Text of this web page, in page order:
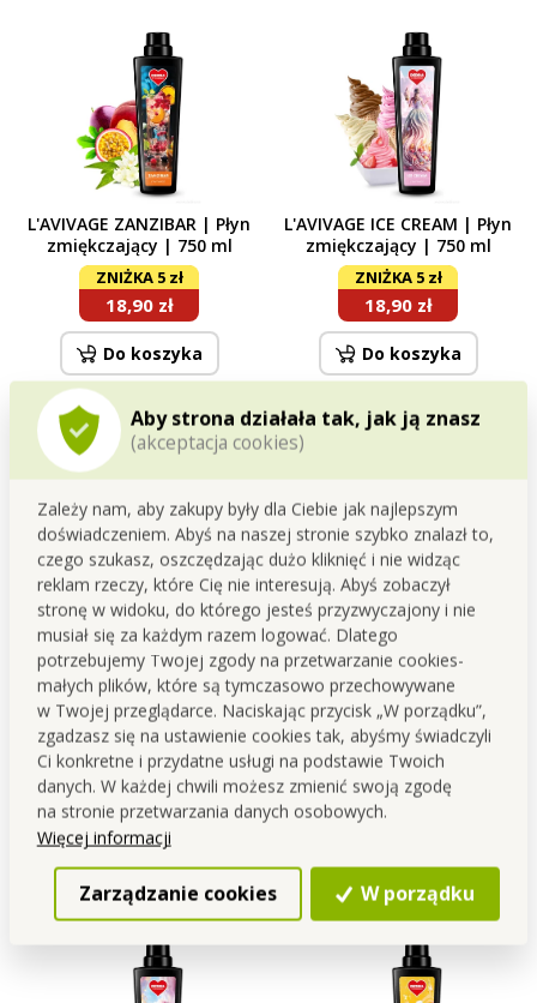
Aby strona działała tak, jak ją znasz
(akceptacja cookies)
Zależy nam, aby zakupy były dla Ciebie jak najlepszym
doświadczeniem. Abyś na naszej stronie szybko znalazł to,
czego szukasz, oszczędzając dużo kliknięć i nie widząc
reklam rzeczy, które Cię nie interesują. Abyś zobaczył
stronę w widoku, do którego jesteś przyzwyczajony i nie
musiał się za każdym razem logować. Dlatego
potrzebujemy Twojej zgody na przetwarzanie cookies-
małych plików, które są tymczasowo przechowywane
w Twojej przeglądarce. Naciskając przycisk „W porządku”,
zgadzasz się na ustawienie cookies tak, abyśmy świadczyli
Ci konkretne i przydatne usługi na podstawie Twoich
danych. W każdej chwili możesz zmienić swoją zgodę
na stronie przetwarzania danych osobowych.
Więcej informacji
Zarządzanie cookies W porządku
L'AVIVAGE ZANZIBAR | Płyn
zmiękczający | 750 ml
ZNIŻKA 5 zł
18,90 zł
Do koszyka
Dostępne
L'AVIVAGE ICE CREAM | Płyn
zmiękczający | 750 ml
ZNIŻKA 5 zł
18,90 zł
Do koszyka
L'AVIVAGE MOUNTAIN SPIRIT
| Płyn zmiękczający | 750 ml
ZNIŻKA 5 zł
18,90 zł
Do koszyka
Dostępne
2+1
Rodzinne opakowanie
PARFUMAGE | Perfumy do
prania | LILA FASHION &
MOUNTAIN SPIRIT &
AMBROSIA | 500 ml × 3
ZNIŻKA 19 zł
94,90 zł
Do koszyka